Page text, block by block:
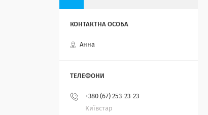
Анна
+380 (67) 253-23-23
Київстар